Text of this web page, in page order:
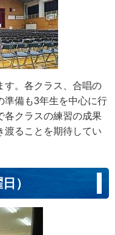
す。各クラス、合唱の
準備も3年生を中心に行
各クラスの練習の成果
渡ることを期待してい
）